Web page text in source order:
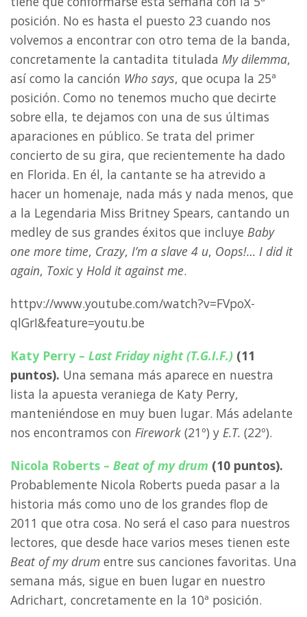
posición. No es hasta el puesto 23 cuando nos
volvemos a encontrar con otro tema de la banda,
concretamente la cantadita titulada My dilemma,
así como la canción Who says, que ocupa la 25ª
posición. Como no tenemos mucho que decirte
sobre ella, te dejamos con una de sus últimas
aparaciones en público. Se trata del primer
concierto de su gira, que recientemente ha dado
en Florida. En él, la cantante se ha atrevido a
hacer un homenaje, nada más y nada menos, que
a la Legendaria Miss Britney Spears, cantando un
medley de sus grandes éxitos que incluye Baby
one more time, Crazy, I’m a slave 4 u, Oops!… I did it
again, Toxic y Hold it against me.
httpv://www.youtube.com/watch?v=FVpoX-
qlGrI&feature=youtu.be
Katy Perry – Last Friday night (T.G.I.F.) (11
puntos). Una semana más aparece en nuestra
lista la apuesta veraniega de Katy Perry,
manteniéndose en muy buen lugar. Más adelante
nos encontramos con Firework (21º) y E.T. (22º).
Nicola Roberts – Beat of my drum (10 puntos).
Probablemente Nicola Roberts pueda pasar a la
historia más como uno de los grandes flop de
2011 que otra cosa. No será el caso para nuestros
lectores, que desde hace varios meses tienen este
Beat of my drum entre sus canciones favoritas. Una
semana más, sigue en buen lugar en nuestro
Adrichart, concretamente en la 10ª posición.